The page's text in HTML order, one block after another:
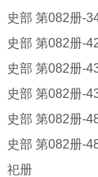
史部 第082册-
史部 第082册-
史部 第082册-
史部 第082册-
史部 第082册-
史部 第082册-
祀册